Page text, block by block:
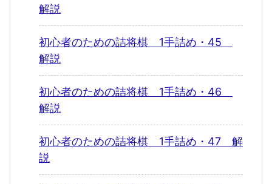
解説
初心者のための詰将棋 1手詰め・45
解説
初心者のための詰将棋 1手詰め・46
解説
初心者のための詰将棋 1手詰め・47 解
説